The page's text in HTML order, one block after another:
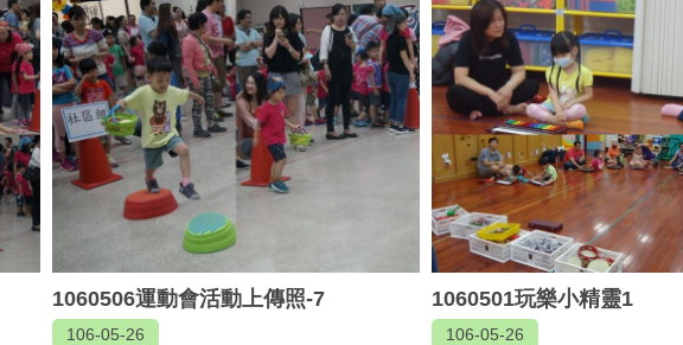
1060506運動會活動上傳照-7
106-05-26
1060501玩樂小精靈1
106-05-26